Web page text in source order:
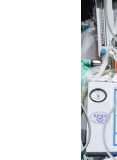
КРЫМ.НЕПОКОРЕННЫЙ
УКРАИНСКАЯ ПРОБЛЕМА КРЫМА